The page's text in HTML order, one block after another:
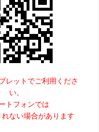
レットでご利用くださ
い。
トフォンでは
ない場合があります